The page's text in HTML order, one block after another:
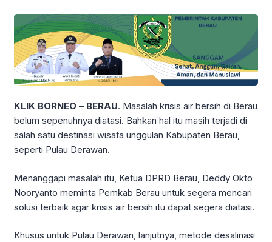
KLIK BORNEO – BERAU. Masalah krisis air bersih di Berau
belum sepenuhnya diatasi. Bahkan hal itu masih terjadi di
salah satu destinasi wisata unggulan Kabupaten Berau,
seperti Pulau Derawan.
Menanggapi masalah itu, Ketua DPRD Berau, Deddy Okto
Nooryanto meminta Pemkab Berau untuk segera mencari
solusi terbaik agar krisis air bersih itu dapat segera diatasi.
Khusus untuk Pulau Derawan, lanjutnya, metode desalinasi